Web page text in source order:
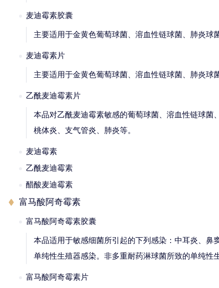
麦迪霉素胶囊
主要适用于金黄色葡萄球菌、溶血性链球菌、肺炎
麦迪霉素片
主要适用于金黄色葡萄球菌、溶血性链球菌、肺炎
乙酰麦迪霉素片
本品对乙酰麦迪霉素敏感的葡萄球菌、溶血性链球
桃体炎、支气管炎、肺炎等。
麦迪霉素
乙酰麦迪霉素
醋酸麦迪霉素
富马酸阿奇霉素
富马酸阿奇霉素胶囊
本品适用于敏感细菌所引起的下列感染：中耳炎、
单纯性生殖器感染。非多重耐药淋球菌所致的单纯性
富马酸阿奇霉素片